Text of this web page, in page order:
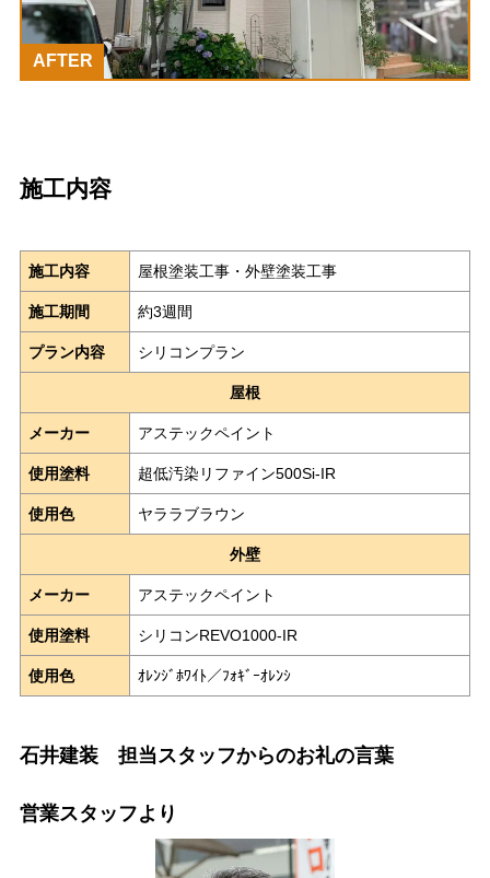
AFTER
施工内容
施工内容 屋根塗装工事・外壁塗装工事
施工期間 約3週間
プラン内容 シリコンプラン
屋根
メーカー アステックペイント
使用塗料 超低汚染リファイン500Si-IR
使用色 ヤララブラウン
外壁
メーカー アステックペイント
使用塗料 シリコンREVO1000-IR
使用色 ｵﾚﾝｼﾞﾎﾜｲﾄ／ﾌｫｷﾞｰｵﾚﾝｼ
石井建装 担当スタッフからのお礼の言葉
営業スタッフより